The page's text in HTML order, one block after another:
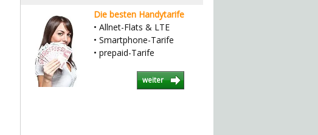
Die besten Handytarife
• Allnet-Flats & LTE
• Smartphone-Tarife
• prepaid-Tarife
weiter